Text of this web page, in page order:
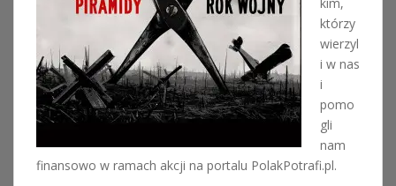
którzy
wierzyl
i w nas
i
pomo
gli
nam
finansowo w ramach akcji na portalu PolakPotrafi.pl.